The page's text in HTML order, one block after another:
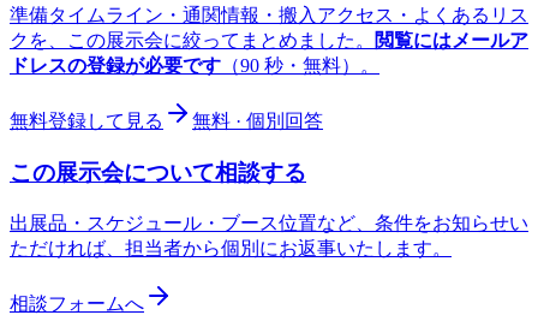
準備タイムライン・通関情報・搬入アクセス・よくあるリス
クを、この展示会に絞ってまとめました。
閲覧にはメールア
ドレスの登録が必要です （90 秒・無料）。
無料登録して見る 無料 · 個別回答
この展示会について相談する
出展品・スケジュール・ブース位置など、条件をお知らせい
ただければ、担当者から個別にお返事いたします。
相談フォームへ